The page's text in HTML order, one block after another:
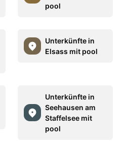
pool
Unterkünfte in
Elsass mit pool
Unterkünfte in
Seehausen am
Staffelsee mit
pool